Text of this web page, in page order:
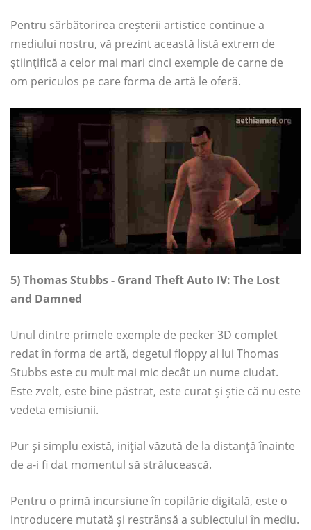
Pentru sărbătorirea creșterii artistice continue a
mediului nostru, vă prezint această listă extrem de
științifică a celor mai mari cinci exemple de carne de
om periculos pe care forma de artă le oferă.
5) Thomas Stubbs - Grand Theft Auto IV: The Lost
and Damned
Unul dintre primele exemple de pecker 3D complet
redat în forma de artă, degetul floppy al lui Thomas
Stubbs este cu mult mai mic decât un nume ciudat.
Este zvelt, este bine păstrat, este curat și știe că nu este
vedeta emisiunii.
Pur și simplu există, inițial văzută de la distanță înainte
de a-i fi dat momentul să strălucească.
Pentru o primă incursiune în copilărie digitală, este o
introducere mutată și restrânsă a subiectului în mediu.